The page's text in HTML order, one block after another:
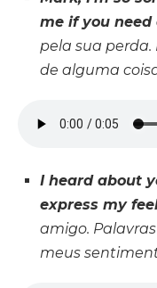
me if you need
pela sua perda.
de alguma
I heard about
express my
amigo.
meus